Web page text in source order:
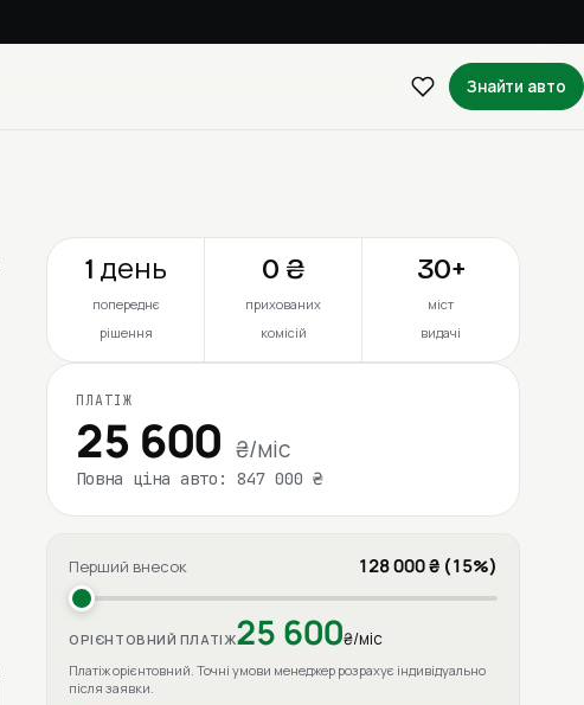
Знайти авто
1 день
попереднє
рішення
0 ₴
прихованих
комісій
30+
міст
видачі
ПЛАТІЖ
25 600 ₴/міс
Повна ціна авто: 847 000 ₴
Перший внесок 128 000 ₴ (15%)
ОРІЄНТОВНИЙ ПЛАТІЖ25 600₴/міс
Платіж орієнтовний. Точні умови менеджер розрахує індивідуально
після заявки.